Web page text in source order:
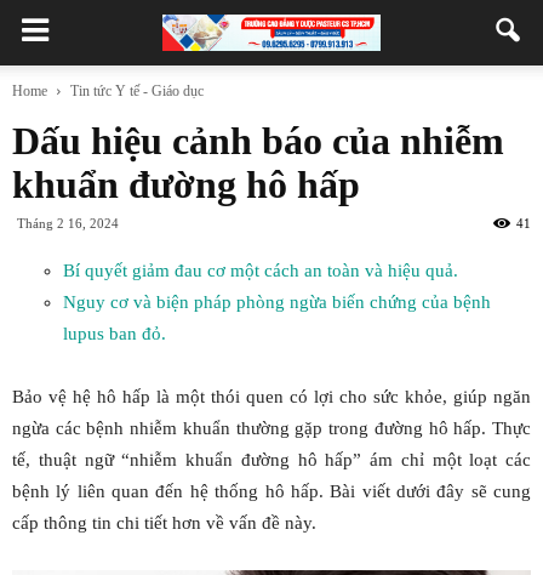
Home Tin tức Y tế - Giáo dục
Dấu hiệu cảnh báo của nhiễm
khuẩn đường hô hấp
Tháng 2 16, 2024 41
Bí quyết giảm đau cơ một cách an toàn và hiệu quả.
Nguy cơ và biện pháp phòng ngừa biến chứng của bệnh
lupus ban đỏ.
Bảo vệ hệ hô hấp là một thói quen có lợi cho sức khỏe, giúp ngăn
ngừa các bệnh nhiễm khuẩn thường gặp trong đường hô hấp. Thực
tế, thuật ngữ “nhiễm khuẩn đường hô hấp” ám chỉ một loạt các
bệnh lý liên quan đến hệ thống hô hấp. Bài viết dưới đây sẽ cung
cấp thông tin chi tiết hơn về vấn đề này.